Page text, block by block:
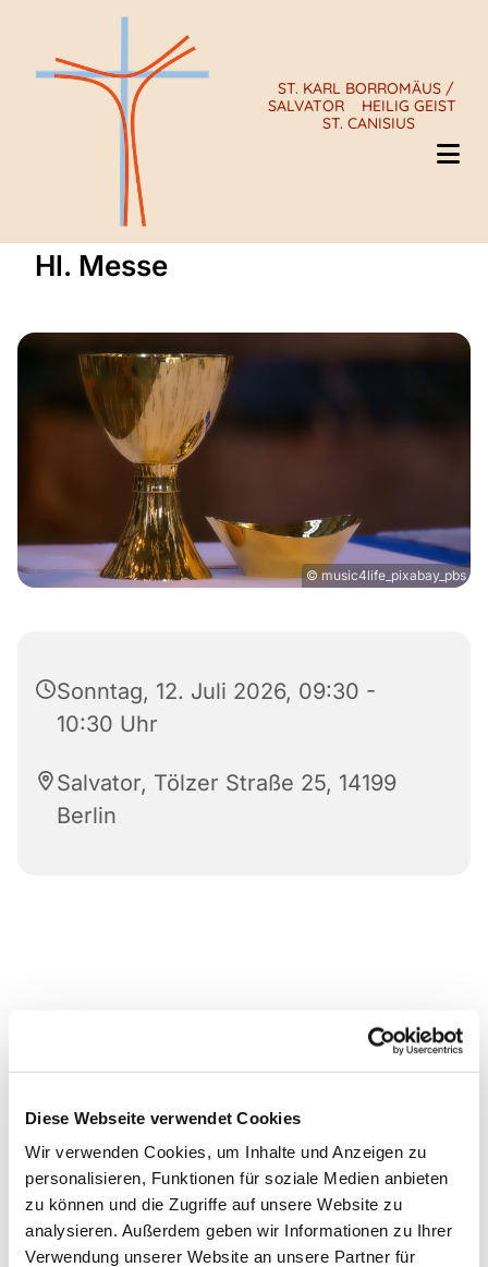
Diese Webseite verwendet Cookies
Wir verwenden Cookies, um Inhalte und Anzeigen zu
personalisieren, Funktionen für soziale Medien anbieten
zu können und die Zugriffe auf unsere Website zu
analysieren. Außerdem geben wir Informationen zu Ihrer
Verwendung unserer Website an unsere Partner für
ST. KARL BORROMÄUS /
SALVATOR
HEILIG GEIST
ST. CANISIUS
Hl. Messe
© music4life_pixabay_pbs
Sonntag, 12. Juli 2026, 09:30 -
10:30 Uhr
Salvator, Tölzer Straße 25, 14199
Berlin